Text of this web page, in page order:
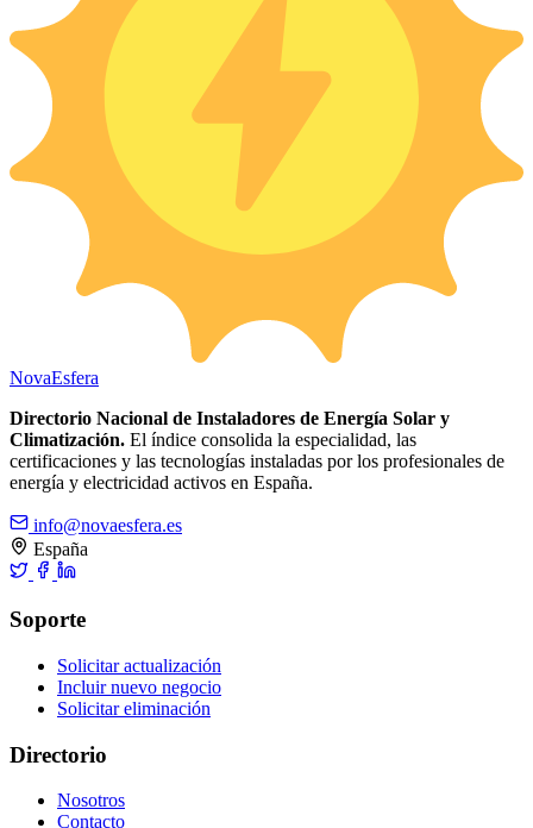
NovaEsfera
Directorio Nacional de Instaladores de Energía Solar y
Climatización. El índice consolida la especialidad, las
certificaciones y las tecnologías instaladas por los profesionales de
energía y electricidad activos en España.
info@novaesfera.es
España
Soporte
Solicitar actualización
Incluir nuevo negocio
Solicitar eliminación
Directorio
Nosotros
Contacto